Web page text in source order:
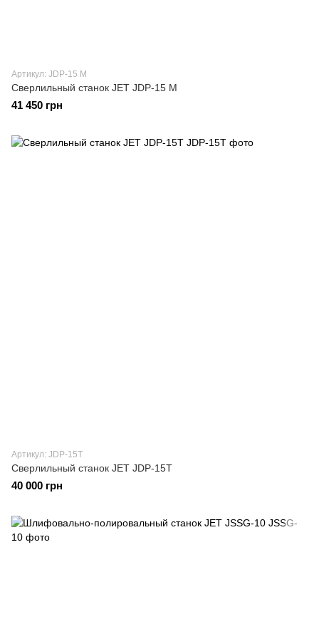
Артикул: JDP-15 M
Сверлильный станок JET JDP-15 M
41 450 грн
Артикул: JDP-15T
Cверлильный станок JET JDP-15T
40 000 грн